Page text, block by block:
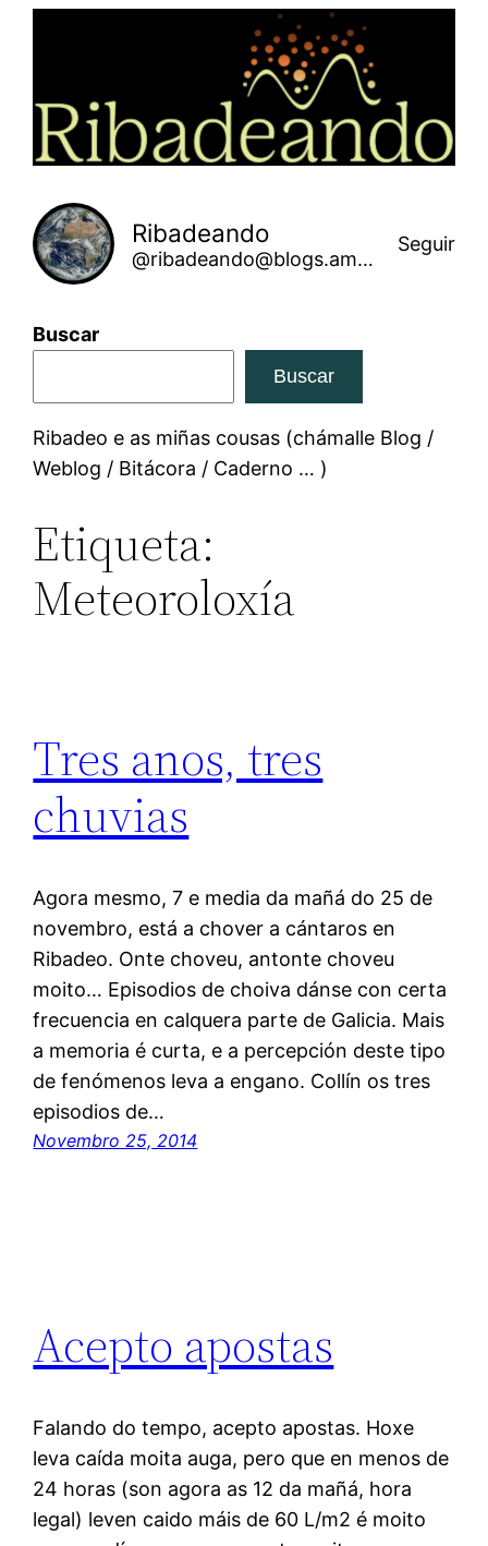
Ribadeando
@ribadeando@blogs.amarinha.gal
Seguir
Buscar
Buscar
Ribadeo e as miñas cousas (chámalle Blog /
Weblog / Bitácora / Caderno … )
Etiqueta:
Meteoroloxía
Tres anos, tres
chuvias
Agora mesmo, 7 e media da mañá do 25 de
novembro, está a chover a cántaros en
Ribadeo. Onte choveu, antonte choveu
moito… Episodios de choiva dánse con certa
frecuencia en calquera parte de Galicia. Mais
a memoria é curta, e a percepción deste tipo
de fenómenos leva a engano. Collín os tres
episodios de…
Novembro 25, 2014
Acepto apostas
Falando do tempo, acepto apostas. Hoxe
leva caída moita auga, pero que en menos de
24 horas (son agora as 12 da mañá, hora
legal) leven caido máis de 60 L/m2 é moito